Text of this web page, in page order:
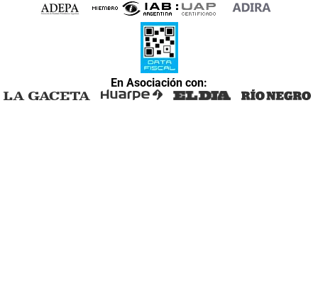
En Asociación con: